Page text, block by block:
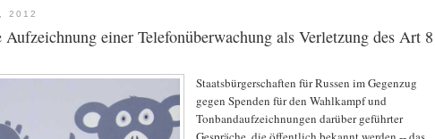
2012
einer Telefonüberwachung als Verletzung des Art 8
Staatsbürgerschaften für Russen im Gegenzug
gegen Spenden für den Wahlkampf und
Tonbandaufzeichnungen darüber geführter